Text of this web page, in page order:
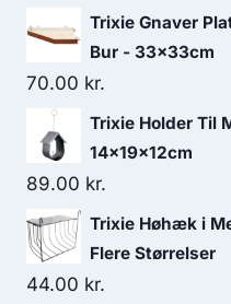
Trixie Gnaver
Bur - 33x33cm
70.00 kr.
Trixie Holder Til
14x19x12cm
89.00 kr.
Trixie Høhæk i
Flere Størrelser
44.00 kr.